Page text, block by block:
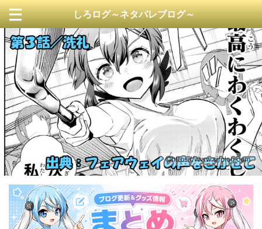
しろログ～ネタバレブログ～
https://www.sirolog.com